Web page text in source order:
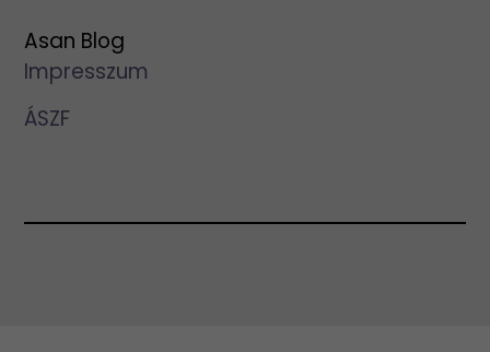
Asan Blog
Impresszum
ÁSZF